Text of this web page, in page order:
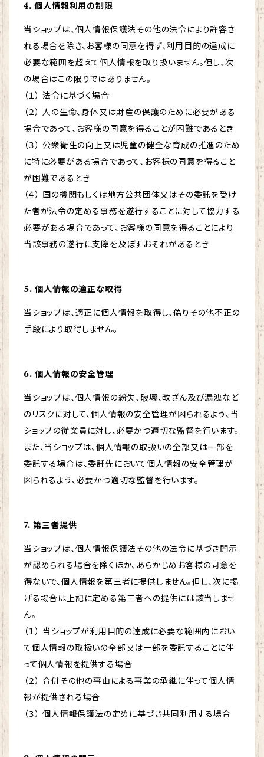
4. 個人情報利用の制限
当ショップは、個人情報保護法その他の法令により許容さ
れる場合を除き、お客様の同意を得ず、利用目的の達成に
必要な範囲を超えて個人情報を取り扱いません。但し、次
の場合はこの限りではありません。
（１） 法令に基づく場合
（２） 人の生命、身体又は財産の保護のために必要がある
場合であって、お客様の同意を得ることが困難であるとき
（３） 公衆衛生の向上又は児童の健全な育成の推進のため
に特に必要がある場合であって、お客様の同意を得ること
が困難であるとき
（４） 国の機関もしくは地方公共団体又はその委託を受け
た者が法令の定める事務を遂行することに対して協力する
必要がある場合であって、お客様の同意を得ることにより
当該事務の遂行に支障を及ぼすおそれがあるとき
5. 個人情報の適正な取得
当ショップは、適正に個人情報を取得し、偽りその他不正の
手段により取得しません。
6. 個人情報の安全管理
当ショップは、個人情報の紛失、破壊、改ざん及び漏洩など
のリスクに対して、個人情報の安全管理が図られるよう、当
ショップの従業員に対し、必要かつ適切な監督を行います。
また、当ショップは、個人情報の取扱いの全部又は一部を
委託する場合は、委託先において個人情報の安全管理が
図られるよう、必要かつ適切な監督を行います。
7. 第三者提供
当ショップは、個人情報保護法その他の法令に基づき開示
が認められる場合を除くほか、あらかじめお客様の同意を
得ないで、個人情報を第三者に提供しません。但し、次に掲
げる場合は上記に定める第三者への提供には該当しませ
ん。
（１） 当ショップが利用目的の達成に必要な範囲内におい
て個人情報の取扱いの全部又は一部を委託することに伴
って個人情報を提供する場合
（２） 合併その他の事由による事業の承継に伴って個人情
報が提供される場合
（３） 個人情報保護法の定めに基づき共同利用する場合